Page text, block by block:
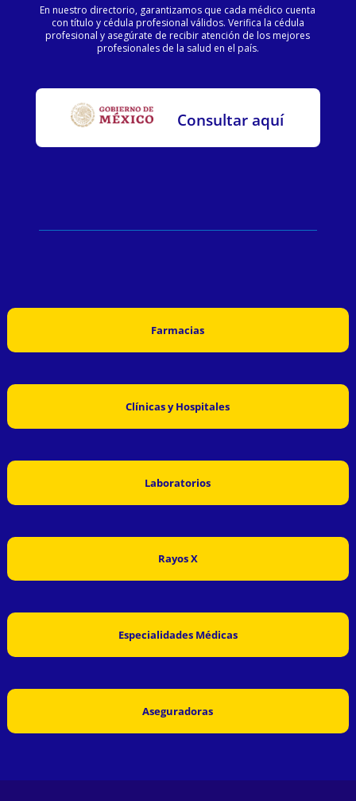
En nuestro directorio, garantizamos que cada médico cuenta
con título y cédula profesional válidos. Verifica la cédula
profesional y asegúrate de recibir atención de los mejores
profesionales de la salud en el país.
Consultar aquí
Farmacias
Clínicas y Hospitales
Laboratorios
Rayos X
Especialidades Médicas
Aseguradoras